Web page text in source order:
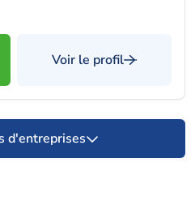
Voir le profil
d'entreprises